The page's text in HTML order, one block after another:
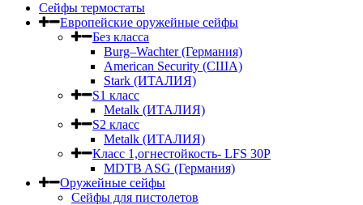
Сейфы термостаты
Европейские оружейные сейфы
Без класса
Burg–Wachter (Германия)
American Security (США)
Stark (ИТАЛИЯ)
S1 класс
Metalk (ИТАЛИЯ)
S2 класс
Metalk (ИТАЛИЯ)
Класс 1,огнестойкость- LFS 30P
MDTB ASG (Германия)
Оружейные сейфы
Сейфы для пистолетов